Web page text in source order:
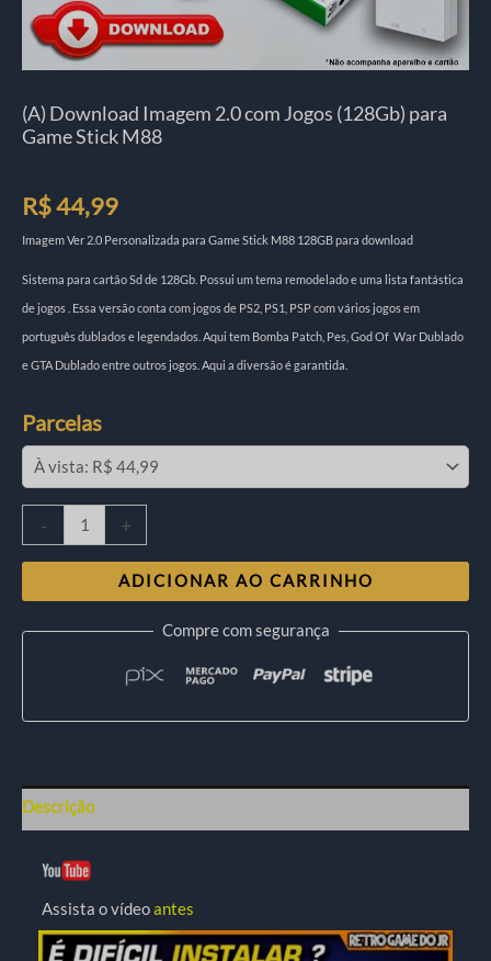
(A) Download Imagem 2.0 com Jogos (128Gb) para
Game Stick M88
R$44,99
Imagem Ver 2.0 Personalizada para Game Stick M88 128GB para download
Sistema para cartão Sd de 128Gb. Possui um tema remodelado e uma lista fantástica
de jogos . Essa versão conta com jogos de PS2, PS1, PSP com vários jogos em
português dublados e legendados. Aqui tem Bomba Patch, Pes, God Of War Dublado
e GTA Dublado entre outros jogos. Aqui a diversão é garantida.
Parcelas
- +
ADICIONAR AO CARRINHO
Compre com segurança
Descrição
Assista o vídeoantes